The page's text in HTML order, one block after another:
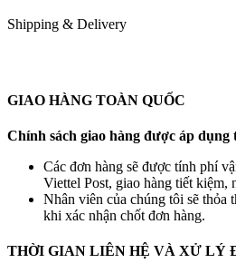
Shipping & Delivery
GIAO HÀNG TOÀN QUỐC
Chính sách giao hàng được áp dụng
Các đơn hàng sẽ được tính phí
Viettel Post, giao hàng tiết kiệm,
Nhân viên của chúng tôi sẽ thỏa
khi xác nhận chốt đơn hàng.
THỜI GIAN LIÊN HỆ VÀ XỬ LÝ